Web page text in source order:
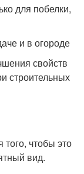
для побелки,
и в огороде
свойств
строительных
того, чтобы это
вид.